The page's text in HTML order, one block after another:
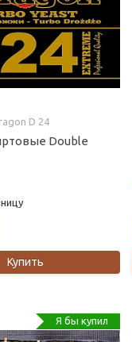
D 24
Double
Купить
Я бы купил